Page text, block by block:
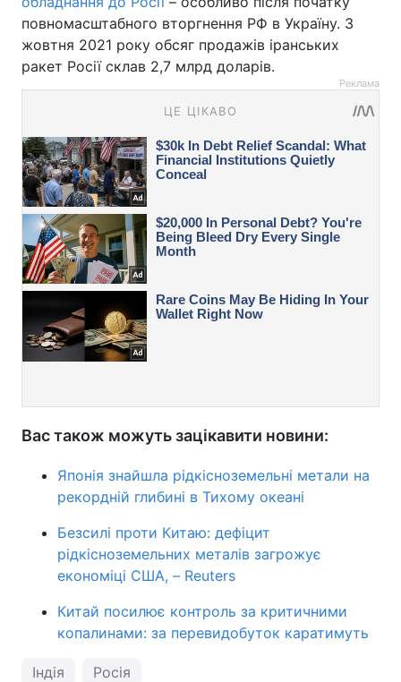
повномасштабного вторгнення РФ в Україну. З
жовтня 2021 року обсяг продажів іранських
ракет Росії склав 2,7 млрд доларів.
Реклама
Вас також можуть зацікавити новини:
Японія знайшла рідкісноземельні метали на
рекордній глибині в Тихому океані
Безсилі проти Китаю: дефіцит
рідкісноземельних металів загрожує
економіці США, – Reuters
Китай посилює контроль за критичними
копалинами: за перевидобуток каратимуть
Індія Росія